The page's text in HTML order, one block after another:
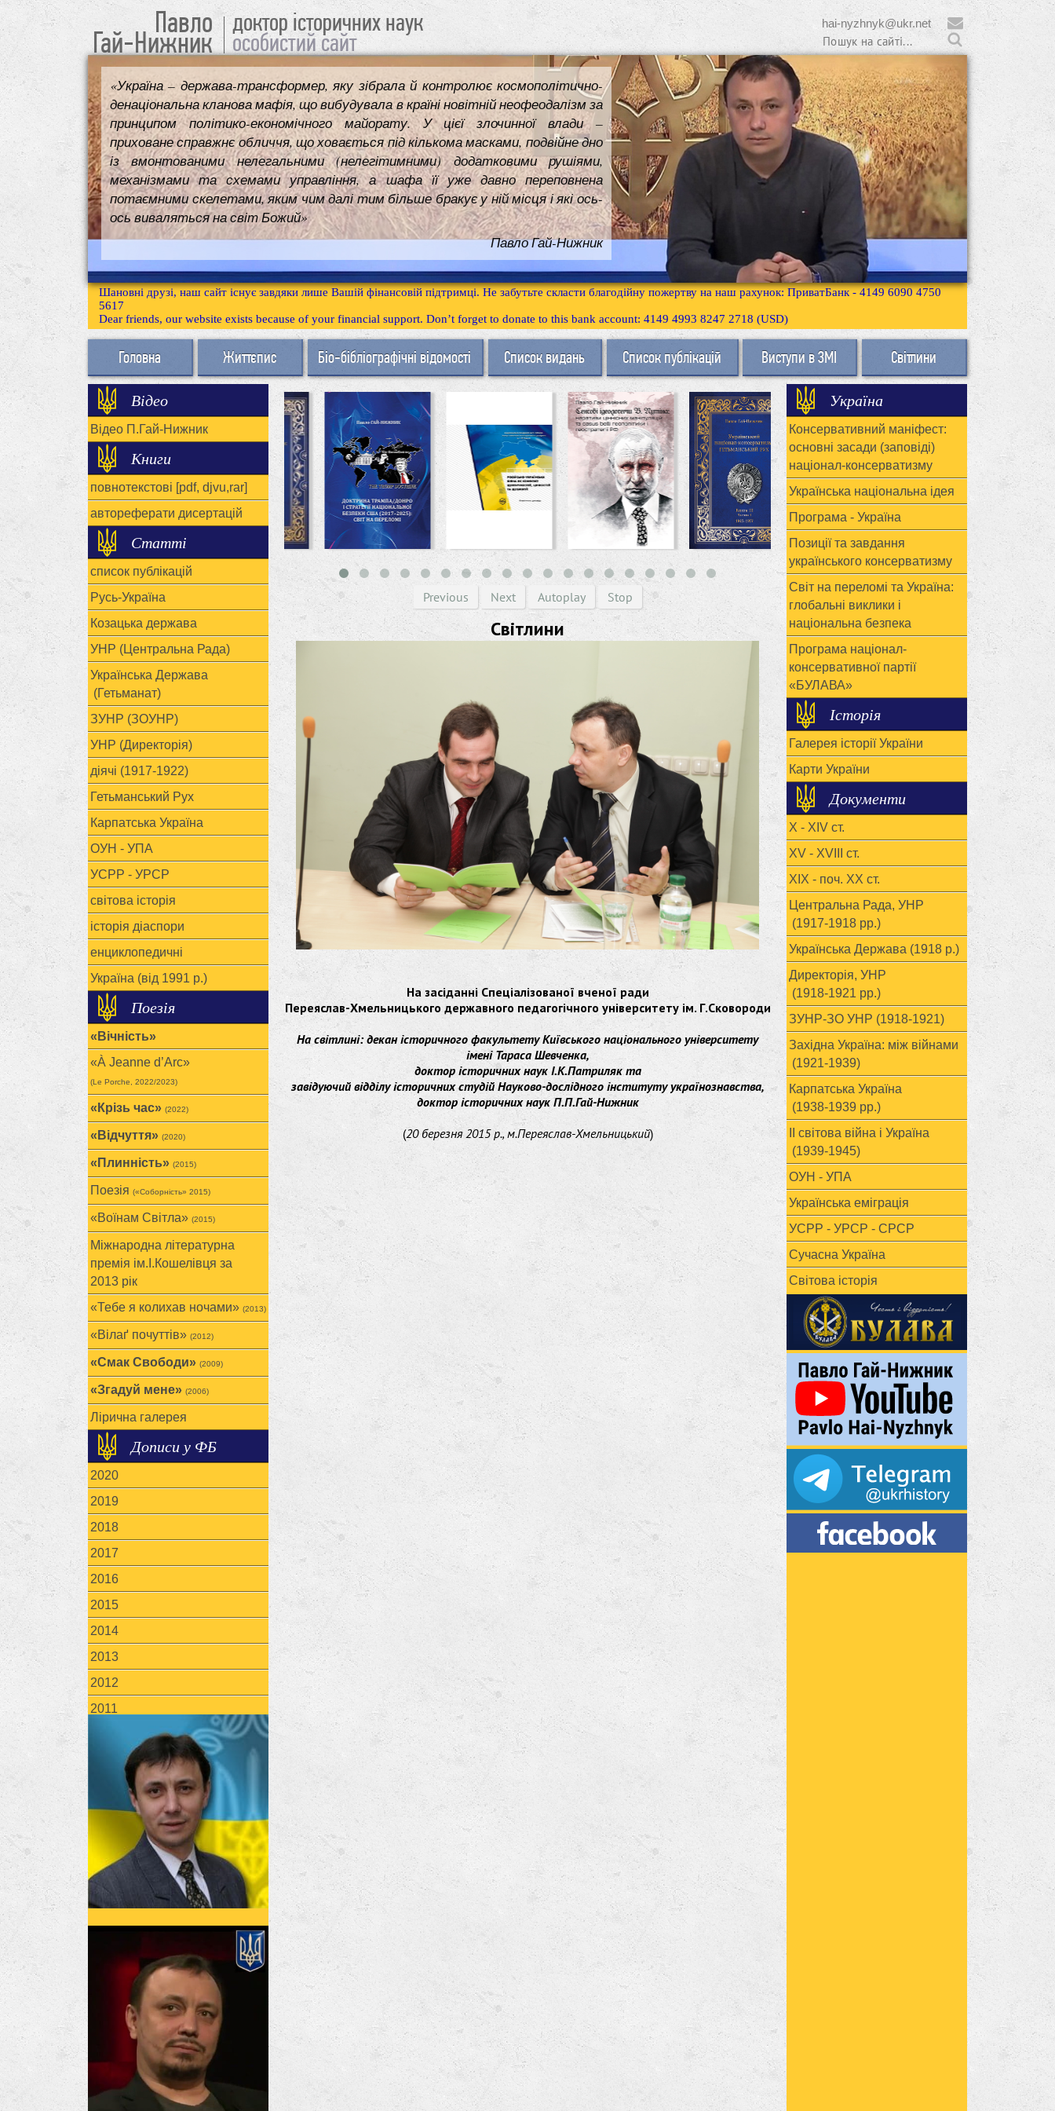
Павло
Гай-Нижник
доктор історичних наук
особистий сайт
hai-nyzhnyk@ukr.net
«Україна – держава-трансформер, яку зібрала й контролює космополітично-
денаціональна кланова мафія, що вибудувала в країні новітній неофеодалізм за
принципом політико-економічного майорату. У цієї злочинної влади –
приховане справжнє обличчя, що ховається під кількома масками, подвійне дно
із вмонтованими нелегальними (нелегітимними) додатковими рушіями,
механізмами та схемами управління, а шафа її уже давно переповнена
потаємними скелетами, яким чим далі тим більше бракує у ній місця і які ось-
ось виваляться на світ Божий»
Павло Гай-Нижник
Шановні друзі, наш сайт існує завдяки лише Вашій фінансовій підтримці. Не забутьте скласти благодійну пожертву на наш рахунок: ПриватБанк - 4149 6090 4750
5617
Dear friends, our website exists because of your financial support. Don’t forget to donate to this bank account: 4149 4993 8247 2718 (USD)
Головна Життєпис Біо-бібліографічні відомості Список видань Список публікацій Виступи в ЗМІ Світлини
Відео
Відео П.Гай-Нижник
Книги
повнотекстові [pdf, djvu,rar]
автореферати дисертацій
Статті
список публікацій
Русь-Україна
Козацька держава
УНР (Центральна Рада)
Українська Держава
(Гетьманат)
ЗУНР (ЗОУНР)
УНР (Директорія)
діячі (1917-1922)
Гетьманський Рух
Карпатська Україна
ОУН - УПА
УСРР - УРСР
світова історія
історія діаспори
енциклопедичні
Україна (від 1991 р.)
Поезія
«Вічність»
«À Jeanne d’Arc»
(Le Porche, 2022/2023)
«Крізь час» (2022)
«Відчуття» (2020)
«Плинність» (2015)
Поезія («Соборність» 2015)
«Воїнам Cвітла» (2015)
Міжнародна літературна
премія ім.І.Кошелівця за
2013 рік
«Тебе я колихав ночами» (2013)
«Вілаґ почуттів» (2012)
«Смак Свободи» (2009)
«Згадуй мене» (2006)
Лірична галерея
Дописи у ФБ
2020
2019
2018
2017
2016
2015
2014
2013
2012
2011
Previous Next Autoplay Stop
Світлини
На засіданні Спеціалізованої вченої ради
Переяслав-Хмельницького державного педагогічного університету ім. Г.Сковороди
На світлині: декан історичного факультету Київського національного університету
імені Тараса Шевченка,
доктор історичних наук І.К.Патриляк та
завідуючий відділу історичних студій Науково-дослідного інституту українознавства,
доктор історичних наук П.П.Гай-Нижник
(20 березня 2015 р., м.Переяслав-Хмельницький)
Україна
Консервативний маніфест:
основні засади (заповіді)
націонал-консерватизму
Українська національна ідея
Програма - Україна
Позиції та завдання
українського консерватизму
Світ на переломі та Україна:
глобальні виклики і
національна безпека
Програма націонал-
консервативної партії
«БУЛАВА»
Історія
Галерея історії України
Карти України
Документи
X - XIV ст.
XV - XVIII ст.
ХІХ - поч. ХХ ст.
Центральна Рада, УНР
(1917-1918 рр.)
Українська Держава (1918 р.)
Директорія, УНР
(1918-1921 рр.)
ЗУНР-ЗО УНР (1918-1921)
Західна Україна: між війнами
(1921-1939)
Карпатська Україна
(1938-1939 рр.)
ІІ світова війна і Україна
(1939-1945)
ОУН - УПА
Українська еміграція
УСРР - УРСР - СРСР
Сучасна Україна
Світова історія